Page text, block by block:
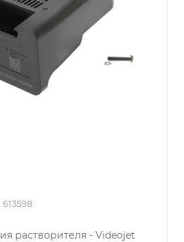
613598
растворителя - Videojet